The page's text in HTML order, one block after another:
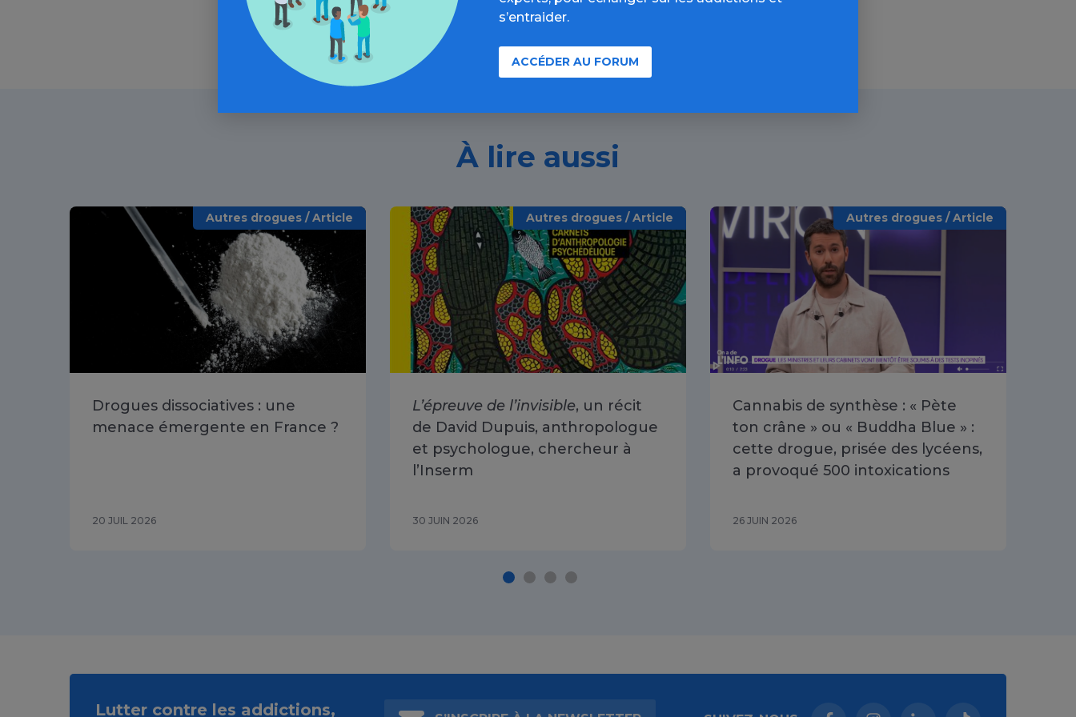
À lire aussi
Autres drogues / Article
Drogues dissociatives : une
menace émergente en France ?
20 JUIL 2026
Autres drogues / Article
L’épreuve de l’invisible, un récit
de David Dupuis, anthropologue
et psychologue, chercheur à
l’Inserm
30 JUIN 2026
Autres drogues / Article
Cannabis de synthèse : « Pète
ton crâne » ou « Buddha Blue » :
cette drogue, prisée des lycéens,
a provoqué 500 intoxications
26 JUIN 2026
s’entraider.
ACCÉDER AU FORUM
Lutter contre les addictions,